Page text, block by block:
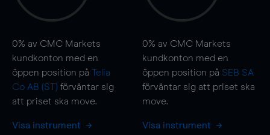
0% av CMC Markets
kundkonton med en
öppen position på Telia
Co AB (ST) förväntar sig
att priset ska move.
Visa instrument
0% av CMC Markets
kundkonton med en
öppen position på SEB SA
förväntar sig att priset ska
move.
Visa instrument